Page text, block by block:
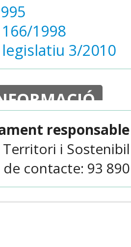
1998
3/2010
Territori i
contacte: 93